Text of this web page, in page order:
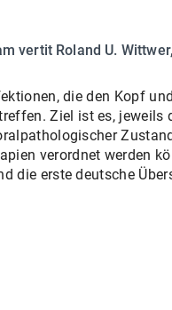
vertit Roland U.
die den Kopf
Ziel ist es, jeweils
verordnet werden
die erste deutsche